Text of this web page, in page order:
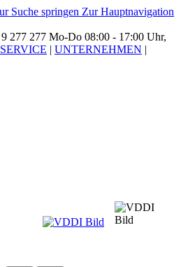
Suche springen Zur Hauptnavigation
277 277 Mo-Do 08:00 - 17:00 Uhr,
SERVICE | UNTERNEHMEN |